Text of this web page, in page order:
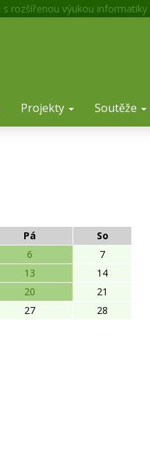
rozšířenou výukou informatiky
Projekty Soutěže
Pá
So
6
7
13
14
20
21
27
28